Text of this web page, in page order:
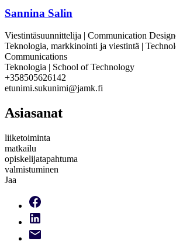
Sannina Salin
Viestintäsuunnittelija | Communication
Teknologia, markkinointi ja viestintä |
Communications
Teknologia | School of Technology
+358505626142
etunimi.sukunimi@jamk.fi
Asiasanat
liiketoiminta
matkailu
opiskelijatapahtuma
valmistuminen
Jaa